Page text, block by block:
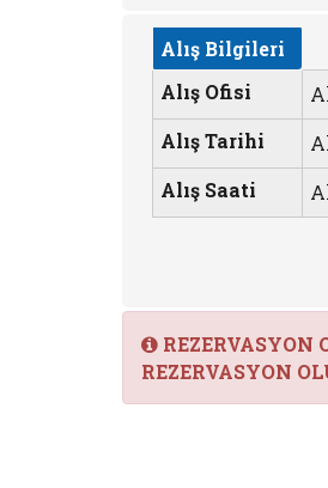
Alış Bilgileri
Alış Ofisi
Alış Tarihi
Alış Saati
REZERVASYON